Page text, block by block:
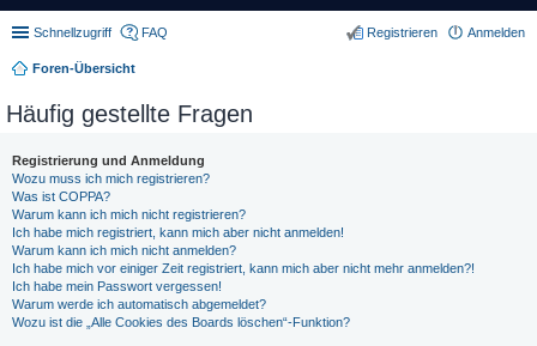
Schnellzugriff FAQ Anmelden
Registrieren
Foren-Übersicht
Häufig gestellte Fragen
Registrierung und Anmeldung
Wozu muss ich mich registrieren?
Was ist COPPA?
Warum kann ich mich nicht registrieren?
Ich habe mich registriert, kann mich aber nicht anmelden!
Warum kann ich mich nicht anmelden?
Ich habe mich vor einiger Zeit registriert, kann mich aber nicht mehr anmelden?!
Ich habe mein Passwort vergessen!
Warum werde ich automatisch abgemeldet?
Wozu ist die „Alle Cookies des Boards löschen“-Funktion?